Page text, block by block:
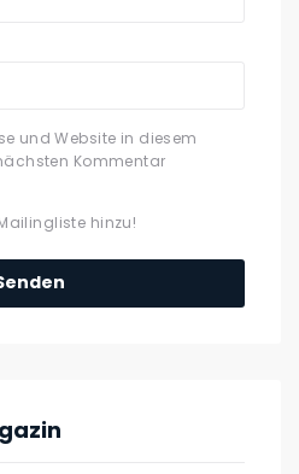
und Website in diesem
Kommentar
hinzu!